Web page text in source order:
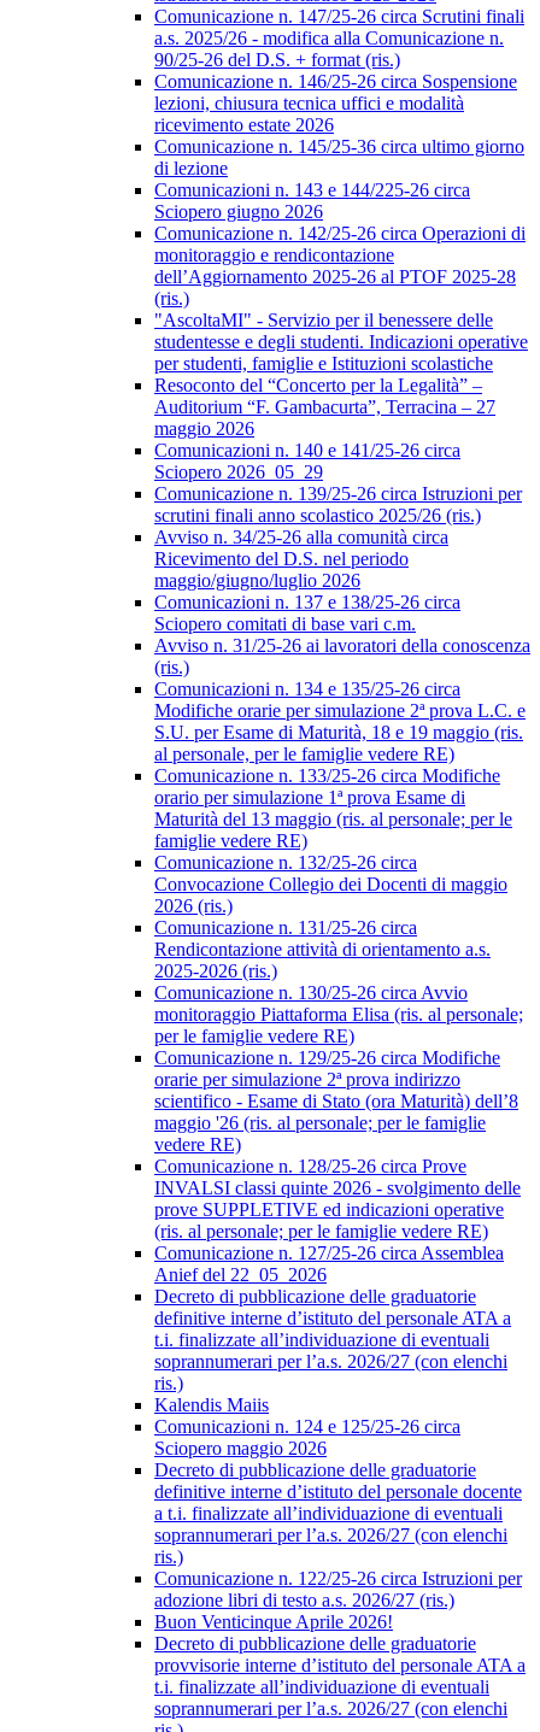
Comunicazione n. 147/25-26 circa Scrutini finali
a.s. 2025/26 - modifica alla Comunicazione n.
90/25-26 del D.S. + format (ris.)
Comunicazione n. 146/25-26 circa Sospensione
lezioni, chiusura tecnica uffici e modalità
ricevimento estate 2026
Comunicazione n. 145/25-36 circa ultimo giorno
di lezione
Comunicazioni n. 143 e 144/225-26 circa
Sciopero giugno 2026
Comunicazione n. 142/25-26 circa Operazioni di
monitoraggio e rendicontazione
dell’Aggiornamento 2025-26 al PTOF 2025-28
(ris.)
"AscoltaMI" - Servizio per il benessere delle
studentesse e degli studenti. Indicazioni operative
per studenti, famiglie e Istituzioni scolastiche
Resoconto del “Concerto per la Legalità” –
Auditorium “F. Gambacurta”, Terracina – 27
maggio 2026
Comunicazioni n. 140 e 141/25-26 circa
Sciopero 2026_05_29
Comunicazione n. 139/25-26 circa Istruzioni per
scrutini finali anno scolastico 2025/26 (ris.)
Avviso n. 34/25-26 alla comunità circa
Ricevimento del D.S. nel periodo
maggio/giugno/luglio 2026
Comunicazioni n. 137 e 138/25-26 circa
Sciopero comitati di base vari c.m.
Avviso n. 31/25-26 ai lavoratori della conoscenza
(ris.)
Comunicazioni n. 134 e 135/25-26 circa
Modifiche orarie per simulazione 2ª prova L.C. e
S.U. per Esame di Maturità, 18 e 19 maggio (ris.
al personale, per le famiglie vedere RE)
Comunicazione n. 133/25-26 circa Modifiche
orario per simulazione 1ª prova Esame di
Maturità del 13 maggio (ris. al personale; per le
famiglie vedere RE)
Comunicazione n. 132/25-26 circa
Convocazione Collegio dei Docenti di maggio
2026 (ris.)
Comunicazione n. 131/25-26 circa
Rendicontazione attività di orientamento a.s.
2025-2026 (ris.)
Comunicazione n. 130/25-26 circa Avvio
monitoraggio Piattaforma Elisa (ris. al personale;
per le famiglie vedere RE)
Comunicazione n. 129/25-26 circa Modifiche
orarie per simulazione 2ª prova indirizzo
scientifico - Esame di Stato (ora Maturità) dell’8
maggio '26 (ris. al personale; per le famiglie
vedere RE)
Comunicazione n. 128/25-26 circa Prove
INVALSI classi quinte 2026 - svolgimento delle
prove SUPPLETIVE ed indicazioni operative
(ris. al personale; per le famiglie vedere RE)
Comunicazione n. 127/25-26 circa Assemblea
Anief del 22_05_2026
Decreto di pubblicazione delle graduatorie
definitive interne d’istituto del personale ATA a
t.i. finalizzate all’individuazione di eventuali
soprannumerari per l’a.s. 2026/27 (con elenchi
ris.)
Kalendis Maiis
Comunicazioni n. 124 e 125/25-26 circa
Sciopero maggio 2026
Decreto di pubblicazione delle graduatorie
definitive interne d’istituto del personale docente
a t.i. finalizzate all’individuazione di eventuali
soprannumerari per l’a.s. 2026/27 (con elenchi
ris.)
Comunicazione n. 122/25-26 circa Istruzioni per
adozione libri di testo a.s. 2026/27 (ris.)
Buon Venticinque Aprile 2026!
Decreto di pubblicazione delle graduatorie
provvisorie interne d’istituto del personale ATA a
t.i. finalizzate all’individuazione di eventuali
soprannumerari per l’a.s. 2026/27 (con elenchi